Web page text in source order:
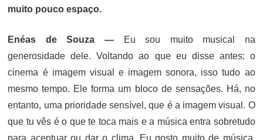
muito pouco espaço.
Enéas de Souza —Eu sou muito musical na
generosidade dele. Voltando ao que eu disse antes: o
cinema é imagem visual e imagem sonora, isso tudo ao
mesmo tempo. Ele forma um bloco de sensações. Há, no
entanto, uma prioridade sensível, que é a imagem visual. O
que tu vês é o que te toca mais e a música entra sobretudo